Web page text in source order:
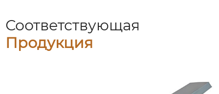
Соответствующая
Продукция